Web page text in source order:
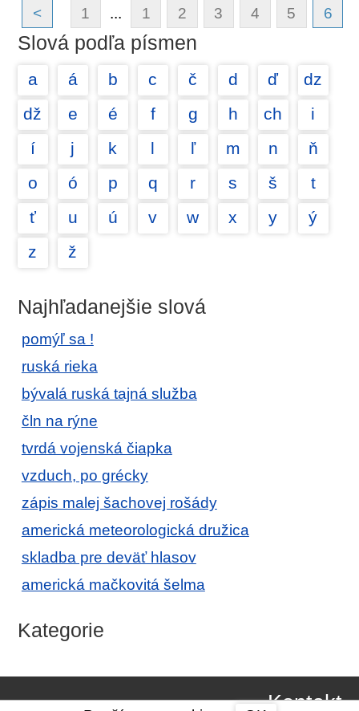
< 1 ... 1 2 3 4 5 6
Slová podľa písmen
a á b c č d ď
dz
dž
e é f g h ch
i
í
j k l ľ m n
ň
o
ó p q r s š
t
ť
u ú v w x y
ý
z
ž
Najhľadanejšie slová
pomýľ sa !
ruská rieka
bývalá ruská tajná služba
čln na rýne
tvrdá vojenská čiapka
vzduch, po grécky
zápis malej šachovej rošády
americká meteorologická družica
skladba pre deväť hlasov
americká mačkovitá šelma
Kategorie
Kontakt